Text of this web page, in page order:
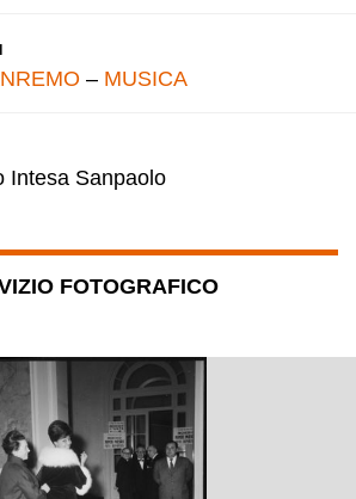
– MUSICA
Intesa Sanpaolo
FOTOGRAFICO